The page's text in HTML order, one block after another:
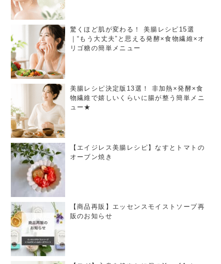
驚くほど肌が変わる！ 美腸レシピ15選
｜“もう大丈夫”と思える発酵×食物繊維×オ
リゴ糖の簡単メニュー
美腸レシピ決定版13選！ 非加熱×発酵×食
物繊維で嬉しいくらいに腸が整う簡単メニ
ュー★
【エイジレス美腸レシピ】なすとトマトの
オーブン焼き
【商品再販】エッセンスモイストソープ再
販のお知らせ